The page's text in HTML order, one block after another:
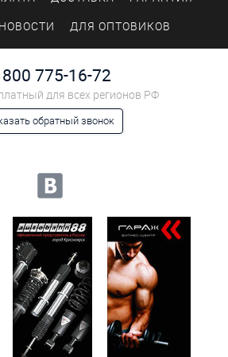
НОВОСТИ ДЛЯ ОПТОВИКОВ
775-16-72
для всех регионов РФ
обратный звонок